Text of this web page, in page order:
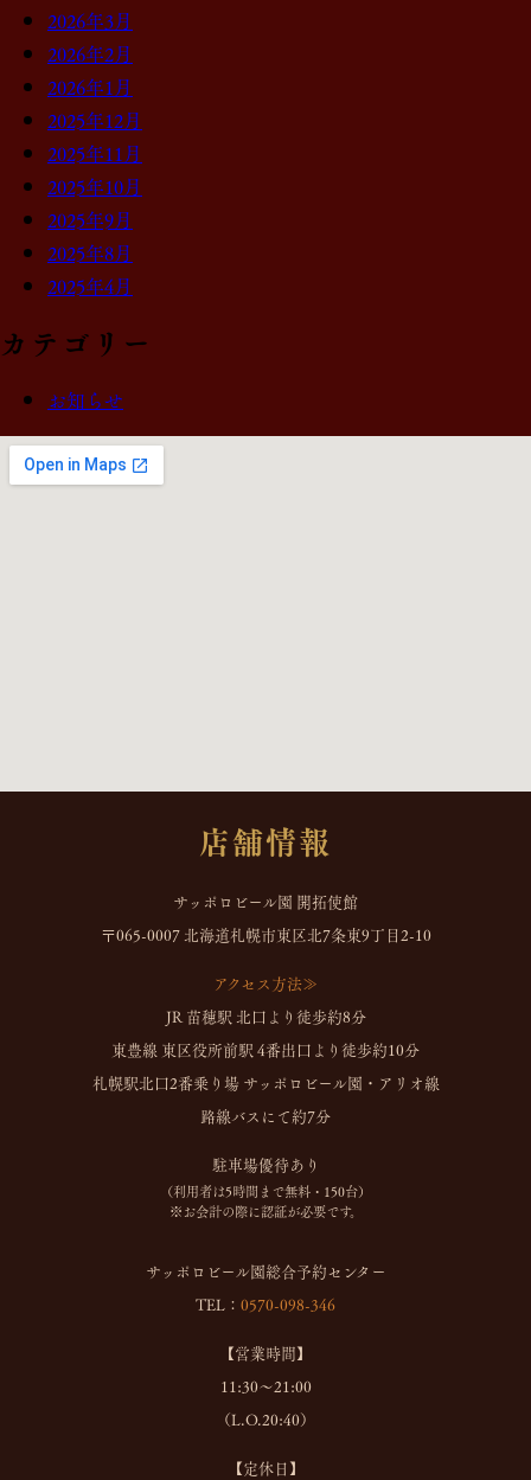
2026年3月
2026年2月
2026年1月
2025年12月
2025年11月
2025年10月
2025年9月
2025年8月
2025年4月
カテゴリー
お知らせ
店舗情報
サッポロビール園 開拓使館
〒065-0007 北海道札幌市東区北7条東9丁目2-10
アクセス方法≫
JR 苗穂駅 北口より徒歩約8分
東豊線 東区役所前駅 4番出口より徒歩約10分
札幌駅北口2番乗り場 サッポロビール園・アリオ線
路線バスにて約7分
駐車場優待あり
（利用者は5時間まで無料・150台）
※お会計の際に認証が必要です。
サッポロビール園総合予約センター
TEL： 0570-098-346
【営業時間】
11:30～21:00
（L.O.20:40）
【定休日】